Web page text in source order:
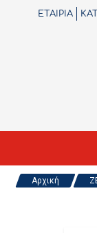
ΕΤΑΙΡΙΑ
Αρχική